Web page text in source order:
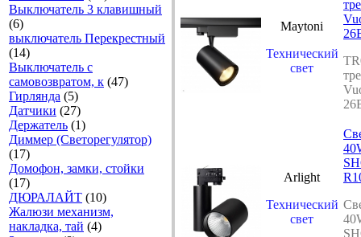
Выключатель 3 клавишный
(6)
выключатель Перекрестный
(14)
Выключатель с
самовозвратом, к (47)
Гирлянда (5)
Датчики (27)
Держатель (1)
Диммер (Светорегулятор)
(17)
Домофон, замки, стойки
(17)
ДЮРАЛАЙТ (10)
Жалюзи механизм,
накладка, тай (4)
Maytoni
Технический
свет
Arlight
Технический
свет